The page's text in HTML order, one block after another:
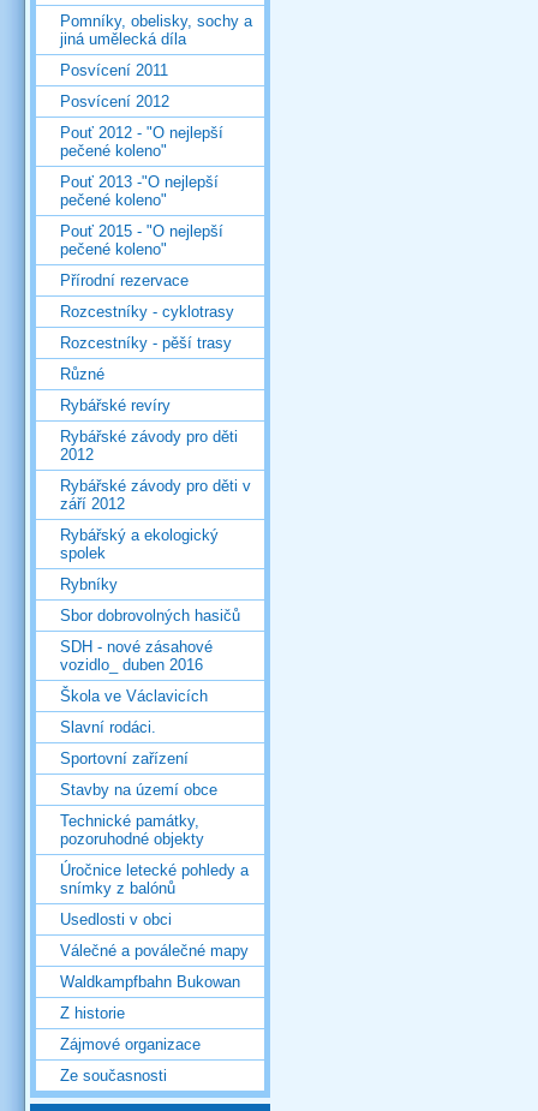
Pomníky, obelisky, sochy a
jiná umělecká díla
Posvícení 2011
Posvícení 2012
Pouť 2012 - "O nejlepší
pečené koleno"
Pouť 2013 -"O nejlepší
pečené koleno"
Pouť 2015 - "O nejlepší
pečené koleno"
Přírodní rezervace
Rozcestníky - cyklotrasy
Rozcestníky - pěší trasy
Různé
Rybářské revíry
Rybářské závody pro děti
2012
Rybářské závody pro děti v
září 2012
Rybářský a ekologický
spolek
Rybníky
Sbor dobrovolných hasičů
SDH - nové zásahové
vozidlo_ duben 2016
Škola ve Václavicích
Slavní rodáci.
Sportovní zařízení
Stavby na území obce
Technické památky,
pozoruhodné objekty
Úročnice letecké pohledy a
snímky z balónů
Usedlosti v obci
Válečné a poválečné mapy
Waldkampfbahn Bukowan
Z historie
Zájmové organizace
Ze současnosti